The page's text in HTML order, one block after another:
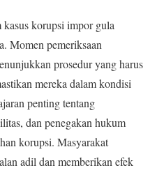
kasus korupsi impor gula
Momen pemeriksaan
prosedur yang harus
mereka dalam kondisi
penting tentang
dan penegakan hukum
korupsi. Masyarakat
adil dan memberikan efek